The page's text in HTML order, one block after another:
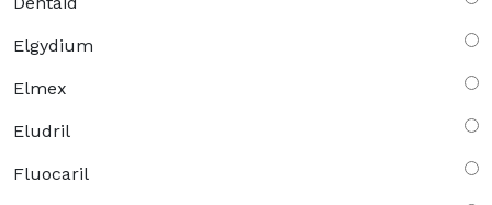
Elgydium
Elmex
Eludril
Fluocaril